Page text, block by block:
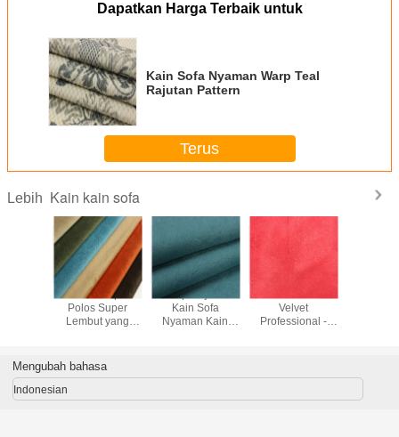
Dapatkan Harga Terbaik untuk
Kain Sofa Nyaman Warp Teal
Rajutan Pattern
Terus
Lebih Kain kain sofa
Kain Pelapis
Polos Super
Lembut yang
Gram
Warp Rajutan
Kain Sofa
Nyaman Kain
Velvet
Professional -
Mengubah bahasa
Indonesian